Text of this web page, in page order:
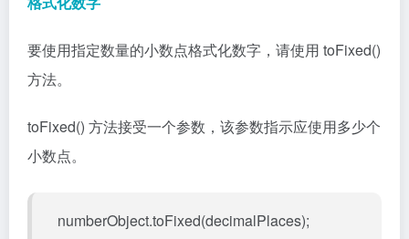
要使用指定数量的小数点格式化数字，请使用 toFixed()
方法。
toFixed() 方法接受一个参数，该参数指示应使用多少个
小数点。
numberObject.toFixed(decimalPlaces);